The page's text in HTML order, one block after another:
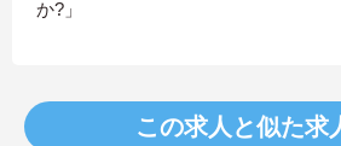
か?」
この求人と似た求